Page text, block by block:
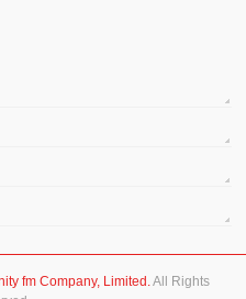
fm Company, Limited.All Rights